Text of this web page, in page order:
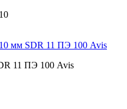
11 ПЭ 100 Avis